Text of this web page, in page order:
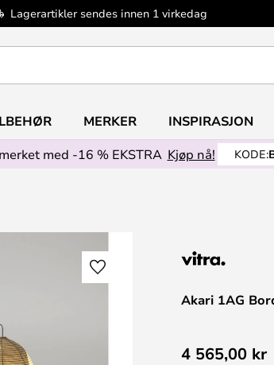
Lagerartikler sendes innen 1 virkedag
MERKER INSPIRASJON
med -16 % EKSTRA Kjøp nå! KODE:
Akari 1AG
4 565,00 kr